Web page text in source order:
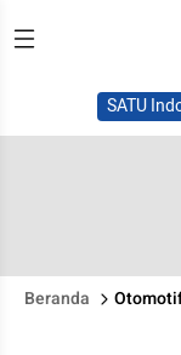
SATU
Beranda